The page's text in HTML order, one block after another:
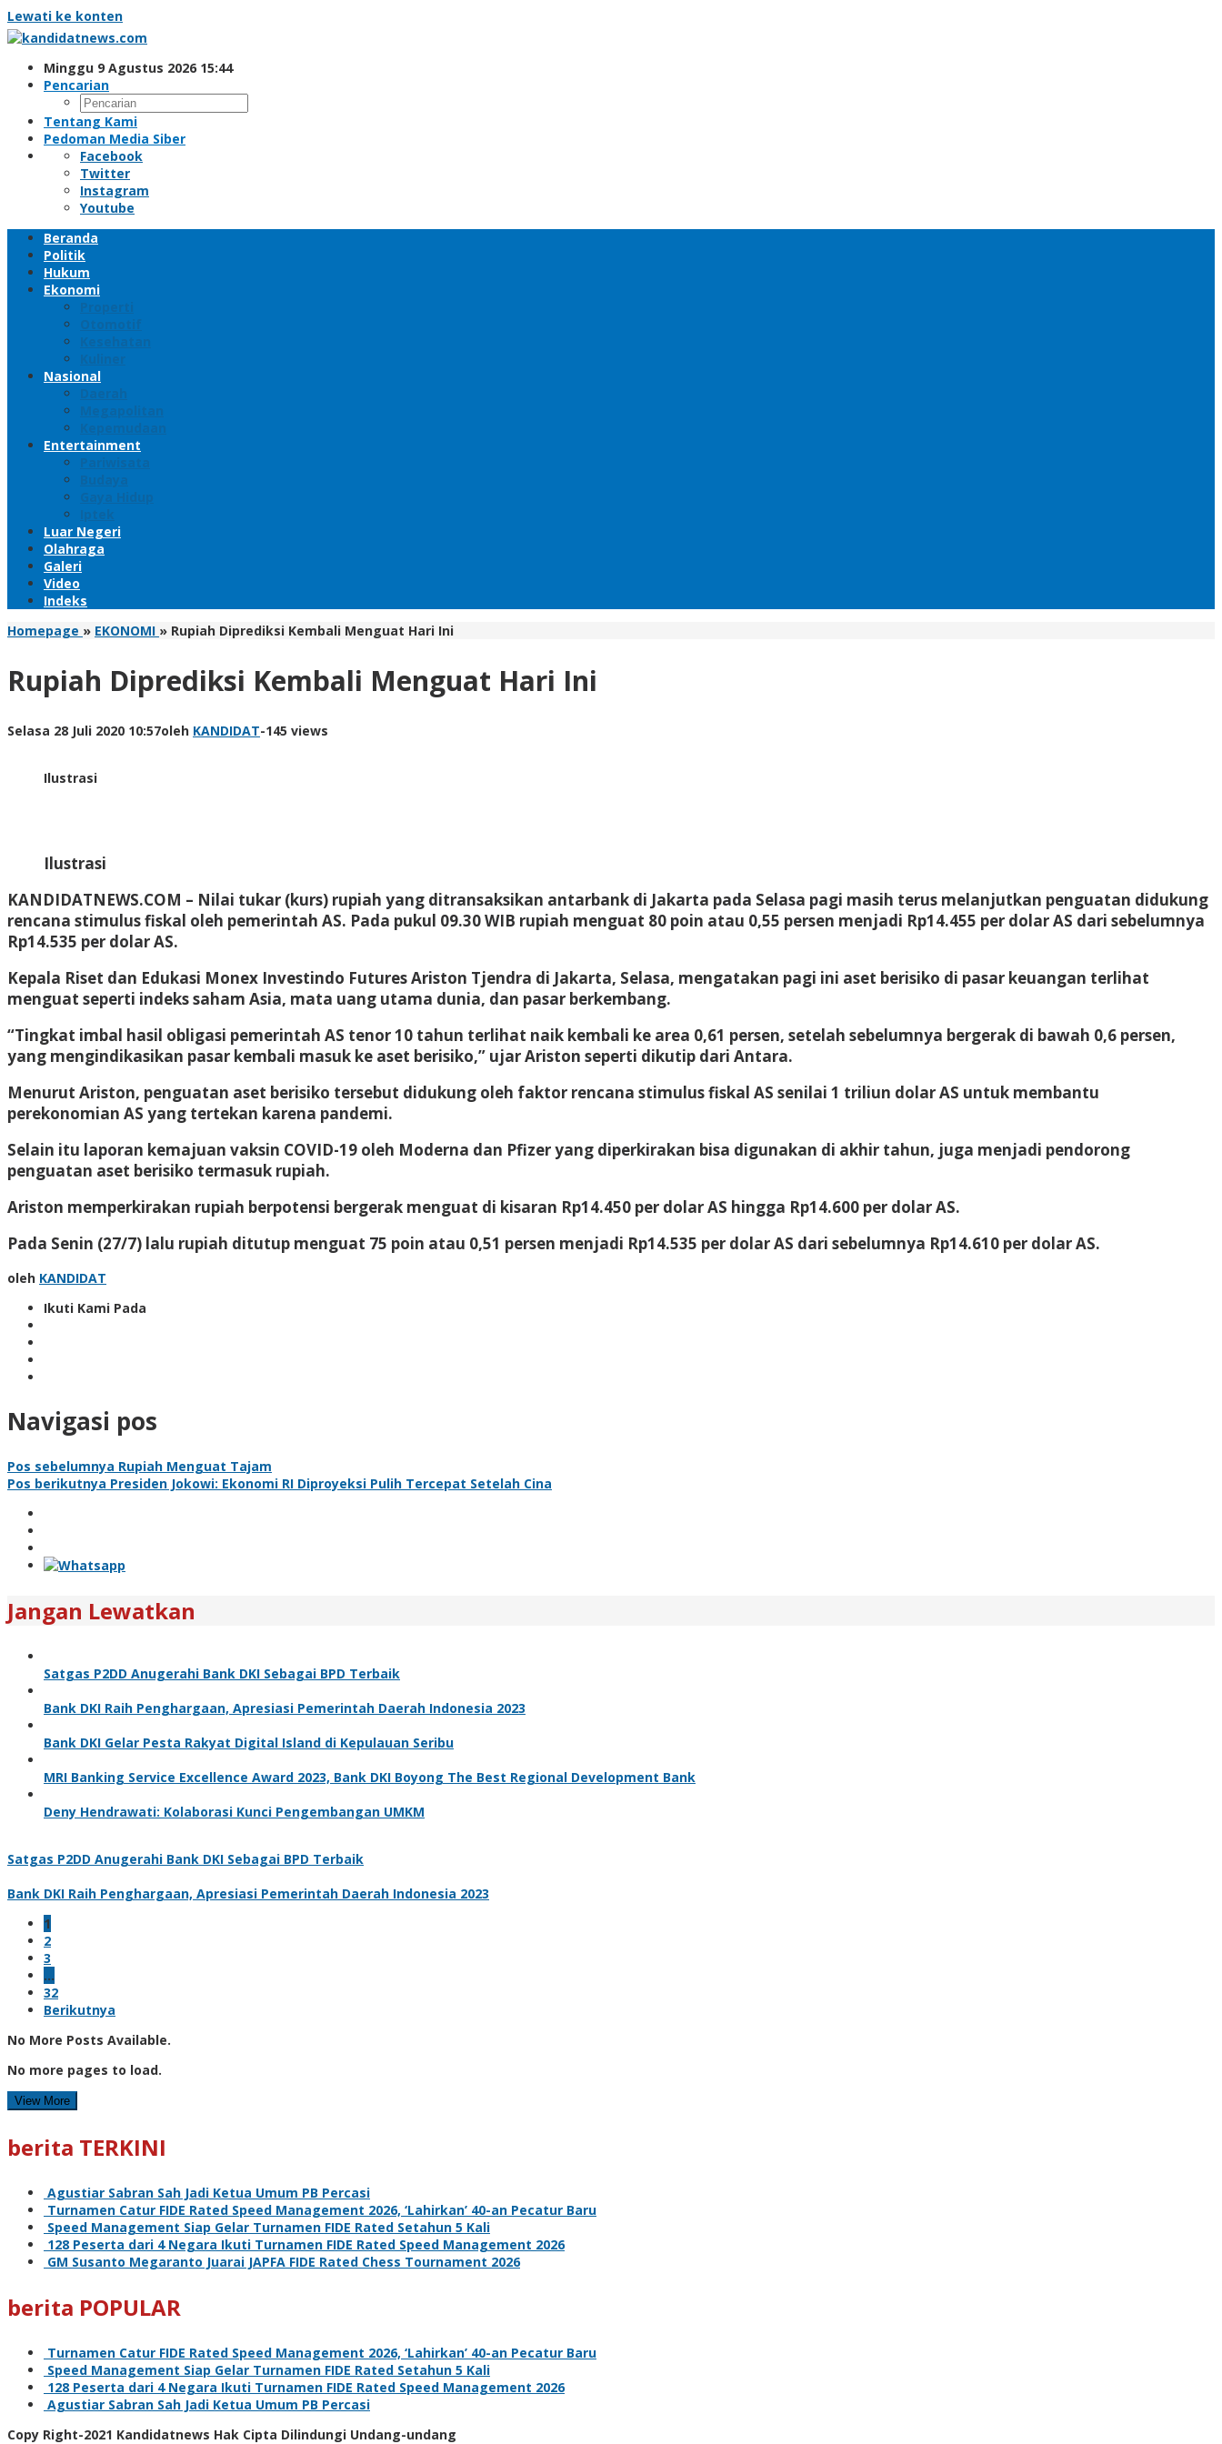
Lewati ke konten
Minggu 9 Agustus 2026 15:44
Pencarian
Tentang Kami
Pedoman Media Siber
Facebook
Twitter
Instagram
Youtube
Beranda
Politik
Hukum
Ekonomi
Properti
Otomotif
Kesehatan
Kuliner
Nasional
Daerah
Megapolitan
Kepemudaan
Entertainment
Pariwisata
Budaya
Gaya Hidup
Iptek
Luar Negeri
Olahraga
Galeri
Video
Indeks
Homepage » EKONOMI » Rupiah Diprediksi Kembali Menguat Hari Ini
Rupiah Diprediksi Kembali Menguat Hari Ini
Selasa 28 Juli 2020 10:57oleh KANDIDAT-145 views
Ilustrasi
Ilustrasi
KANDIDATNEWS.COM – Nilai tukar (kurs) rupiah yang ditransaksikan antarbank di Jakarta pada Selasa pagi masih terus melanjutkan penguatan didukung
rencana stimulus fiskal oleh pemerintah AS. Pada pukul 09.30 WIB rupiah menguat 80 poin atau 0,55 persen menjadi Rp14.455 per dolar AS dari sebelumnya
Rp14.535 per dolar AS.
Kepala Riset dan Edukasi Monex Investindo Futures Ariston Tjendra di Jakarta, Selasa, mengatakan pagi ini aset berisiko di pasar keuangan terlihat
menguat seperti indeks saham Asia, mata uang utama dunia, dan pasar berkembang.
“Tingkat imbal hasil obligasi pemerintah AS tenor 10 tahun terlihat naik kembali ke area 0,61 persen, setelah sebelumnya bergerak di bawah 0,6 persen,
yang mengindikasikan pasar kembali masuk ke aset berisiko,” ujar Ariston seperti dikutip dari Antara.
Menurut Ariston, penguatan aset berisiko tersebut didukung oleh faktor rencana stimulus fiskal AS senilai 1 triliun dolar AS untuk membantu
perekonomian AS yang tertekan karena pandemi.
Selain itu laporan kemajuan vaksin COVID-19 oleh Moderna dan Pfizer yang diperkirakan bisa digunakan di akhir tahun, juga menjadi pendorong
penguatan aset berisiko termasuk rupiah.
Ariston memperkirakan rupiah berpotensi bergerak menguat di kisaran Rp14.450 per dolar AS hingga Rp14.600 per dolar AS.
Pada Senin (27/7) lalu rupiah ditutup menguat 75 poin atau 0,51 persen menjadi Rp14.535 per dolar AS dari sebelumnya Rp14.610 per dolar AS.
oleh KANDIDAT
Ikuti Kami Pada
Navigasi pos
Pos sebelumnya Rupiah Menguat Tajam
Pos berikutnya Presiden Jokowi: Ekonomi RI Diproyeksi Pulih Tercepat Setelah Cina
Jangan Lewatkan
Satgas P2DD Anugerahi Bank DKI Sebagai BPD Terbaik
Bank DKI Raih Penghargaan, Apresiasi Pemerintah Daerah Indonesia 2023
Bank DKI Gelar Pesta Rakyat Digital Island di Kepulauan Seribu
MRI Banking Service Excellence Award 2023, Bank DKI Boyong The Best Regional Development Bank
Deny Hendrawati: Kolaborasi Kunci Pengembangan UMKM
Satgas P2DD Anugerahi Bank DKI Sebagai BPD Terbaik
Bank DKI Raih Penghargaan, Apresiasi Pemerintah Daerah Indonesia 2023
1
2
3
…
32
Berikutnya
No More Posts Available.
No more pages to load.
View More
berita TERKINI
Agustiar Sabran Sah Jadi Ketua Umum PB Percasi
Turnamen Catur FIDE Rated Speed Management 2026, ‘Lahirkan’ 40-an Pecatur Baru
Speed Management Siap Gelar Turnamen FIDE Rated Setahun 5 Kali
128 Peserta dari 4 Negara Ikuti Turnamen FIDE Rated Speed Management 2026
GM Susanto Megaranto Juarai JAPFA FIDE Rated Chess Tournament 2026
berita POPULAR
Turnamen Catur FIDE Rated Speed Management 2026, ‘Lahirkan’ 40-an Pecatur Baru
Speed Management Siap Gelar Turnamen FIDE Rated Setahun 5 Kali
128 Peserta dari 4 Negara Ikuti Turnamen FIDE Rated Speed Management 2026
Agustiar Sabran Sah Jadi Ketua Umum PB Percasi
Copy Right-2021 Kandidatnews Hak Cipta Dilindungi Undang-undang